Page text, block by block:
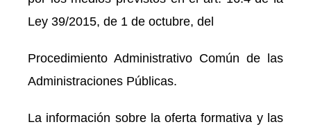
Ley 39/2015, de 1 de octubre, del
Procedimiento Administrativo Común de las
Administraciones Públicas.
La información sobre la oferta formativa y las